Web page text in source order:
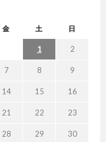
金 土 日
1 2
7 8 9
14 15 16
21 22 23
28 29 30